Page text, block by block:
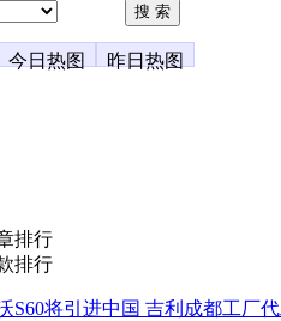
今日热图
昨日热图
排行
排行
S60将引进中国 吉利成都工厂